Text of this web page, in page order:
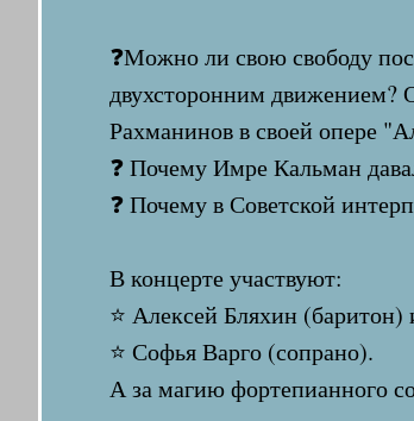
❓Можно ли свою свободу
двухсторонним движением?
Рахманинов в своей опере
❓ Почему Имре Кальман
❓ Почему в Советской
В концерте участвуют:
⭐ Алексей Бляхин (баритон)
⭐ Софья Варго (сопрано).
А за магию фортепианного